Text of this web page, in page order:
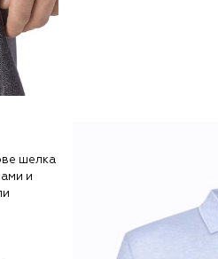
шелка
и